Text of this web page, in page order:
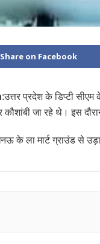
Share on Facebook
:उत्तर प्रदेश के डिप्टी
कौशांबी जा रहे थे। इस
के ला मार्ट ग्राउंड से